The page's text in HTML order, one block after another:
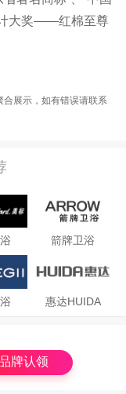
计大奖——红棉至尊
合展示，如有错误请联系
箭牌卫浴
惠达HUIDA
牌认领